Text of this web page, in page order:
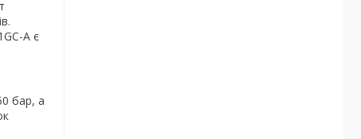
A є
бар, а